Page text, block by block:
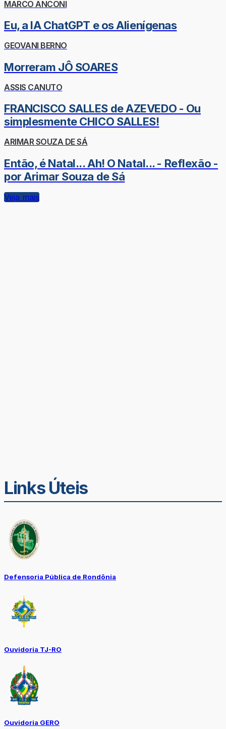
MARCO ANCONI
Eu, a IA ChatGPT e os Alienígenas
GEOVANI BERNO
Morreram JÔ SOARES
ASSIS CANUTO
FRANCISCO SALLES de AZEVEDO - Ou
simplesmente CHICO SALLES!
ARIMAR SOUZA DE SÁ
Então, é Natal... Ah! O Natal... - Reflexão -
por Arimar Souza de Sá
Veja mais
Links Úteis
Defensoria Pública de Rondônia
Ouvidoria TJ-RO
Ouvidoria GERO